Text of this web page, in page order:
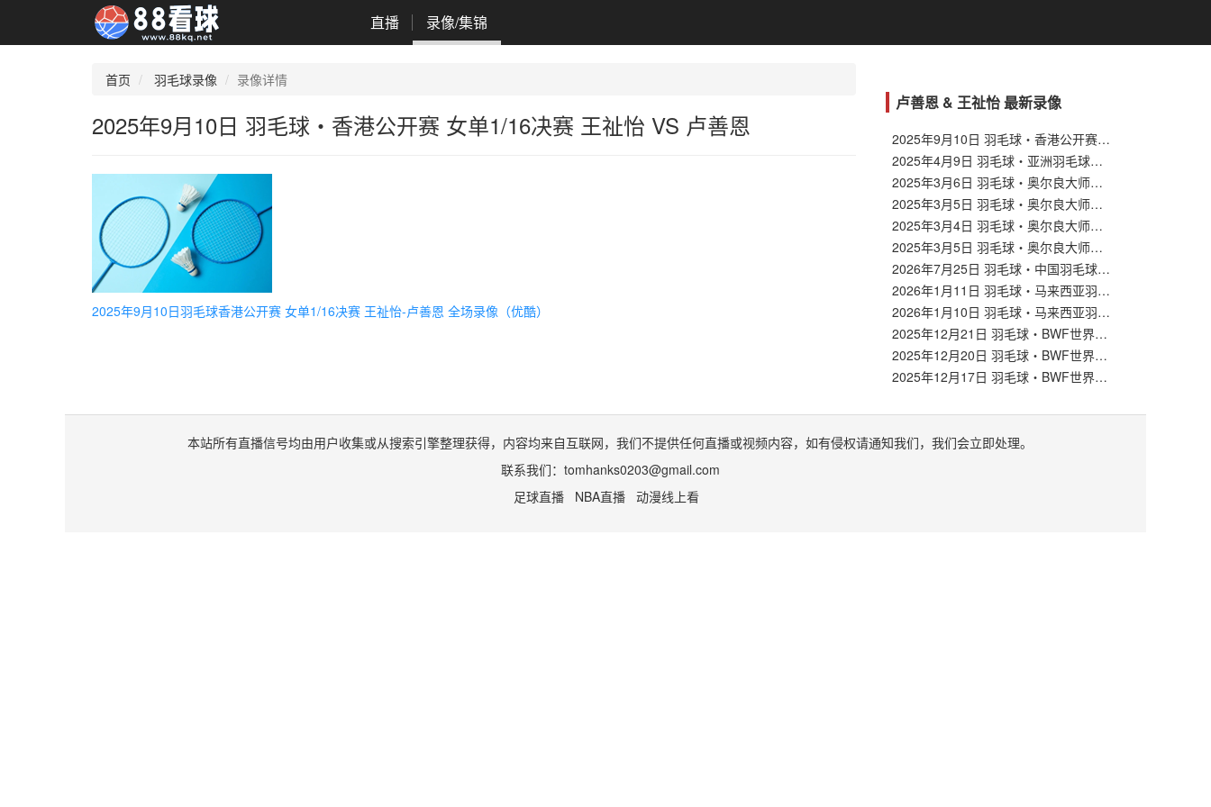
直播 录像/集锦
首页 羽毛球录像 录像详情
2025年9月10日 羽毛球・香港公开赛 女单1/16决赛 王祉怡 VS 卢善恩
2025年9月10日羽毛球香港公开赛 女单1/16决赛 王祉怡-卢善恩 全场录像（优酷）
卢善恩 & 王祉怡 最新录像
2025年9月10日 羽毛球・香港公开赛 女单1/16决赛 王祉怡 VS 卢善恩
2025年4月9日 羽毛球・亚洲羽毛球锦标赛 女单1/16决赛 卢善恩 VS 革通
2025年3月6日 羽毛球・奥尔良大师赛 女单1/8决赛 吉尔莫 VS 卢善恩
2025年3月5日 羽毛球・奥尔良大师赛 女单1/16决赛 卢善恩 VS 革通
2025年3月4日 羽毛球・奥尔良大师赛 女单 休特 VS 卢善恩
2025年3月5日 羽毛球・奥尔良大师赛 女单 赫曼 VS 卢善恩
2026年7月25日 羽毛球・中国羽毛球公开赛女单半决赛 待定 VS 王祉怡
2026年1月11日 羽毛球・马来西亚羽毛球公开赛女单决赛 安洗莹 VS 王祉怡
2026年1月10日 羽毛球・马来西亚羽毛球公开赛女单半决赛 辛杜 VS 王祉怡
2025年12月21日 羽毛球・BWF世界巡回总决赛女单决赛 安洗莹 VS 王祉怡
2025年12月20日 羽毛球・BWF世界巡回总决赛女单半决赛 因达农 VS 王祉怡
2025年12月17日 羽毛球・BWF世界巡回总决赛女单小组赛 王祉怡 VS 韩悦
本站所有直播信号均由用户收集或从搜索引擎整理获得，内容均来自互联网，我们不提供任何直播或视频内容，如有侵权请通知我们，我们会立即处理。
联系我们： tomhanks0203@gmail.com
足球直播
NBA直播 动漫线上看